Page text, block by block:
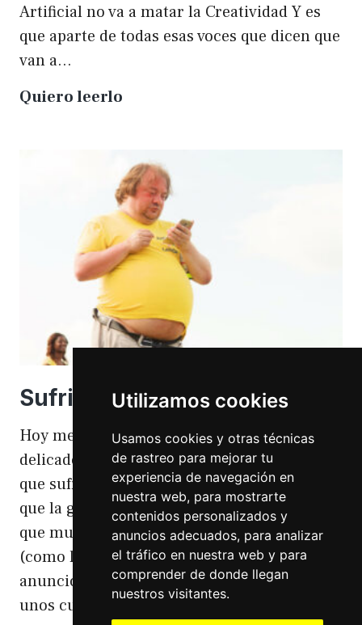
Utilizamos cookies
Usamos cookies y otras técnicas
de rastreo para mejorar tu
experiencia de navegación en
nuestra web, para mostrarte
contenidos personalizados y
anuncios adecuados, para analizar
el tráfico en nuestra web y para
comprender de donde llegan
nuestros visitantes.
Artificial no va a matar la Creatividad Y es
que aparte de todas esas voces que dicen que
van a…
Quiero leerlo
matará
a
la
creatividad
Sufriendo la gordofobia
Hoy me apetece hablar de un temita
delicado. Hoy hablo de gordofobia. Una cosa
que sufro día si día también. Gordofobia Y es
que la gordofobia es algo que existe. Algo
que muchas personas sufrimos en silencio
(como las hemorroides, al igual que en el
anuncio). Nos están vendiendo siempre
unos cuerpos normativos y en…